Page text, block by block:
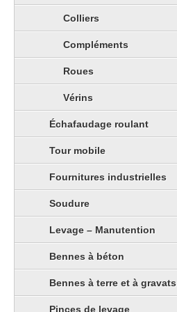
Colliers
Compléments
Roues
Vérins
Échafaudage roulant
Tour mobile
Fournitures industrielles
Soudure
Levage – Manutention
Bennes à béton
Bennes à terre et à gravats
Pinces de levage